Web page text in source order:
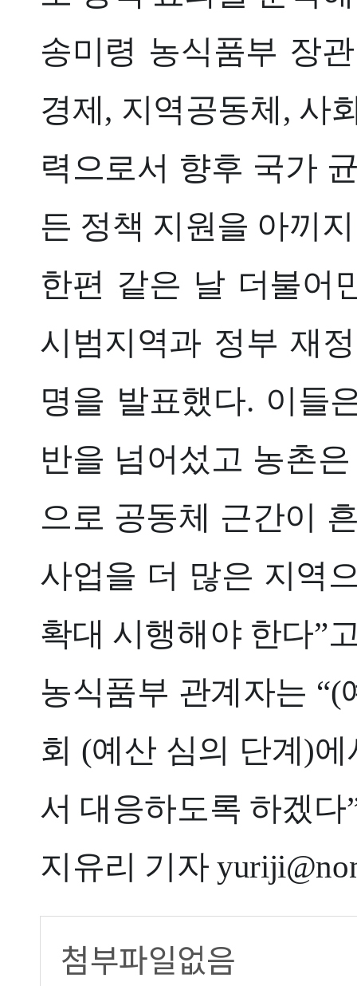
송미령 농식품부 장
경제, 지역공동체, 사
력으로서 향후 국가
든 정책 지원을 아끼
한편 같은 날 더불어
시범지역과 정부 재
명을 발표했다. 이들
반을 넘어섰고 농촌
으로 공동체 근간이
사업을 더 많은 지역
확대 시행해야 한다”
농식품부 관계자는
회 (예산 심의 단계)
서 대응하도록 하겠다
지유리 기자
첨부파일없음